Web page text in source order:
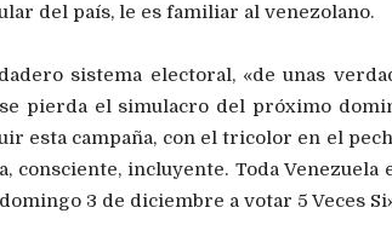
del país, le es familiar al venezolano.
sistema electoral, «de unas
pierda el simulacro del próximo
esta campaña, con el tricolor en el
consciente, incluyente. Toda Venezuela
3 de diciembre a votar 5 Veces